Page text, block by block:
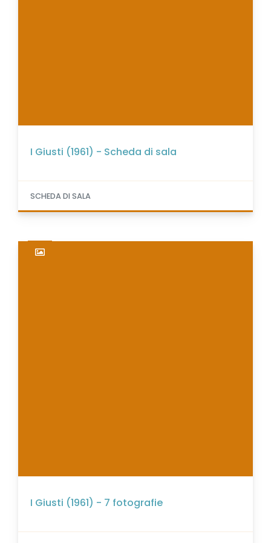
I Giusti (1961) - Scheda di sala
SCHEDA DI SALA
I Giusti (1961) - 7 fotografie